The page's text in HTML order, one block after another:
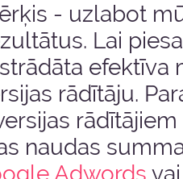
- uzlabot
Lai
efektīva
rādītāju.
naudas